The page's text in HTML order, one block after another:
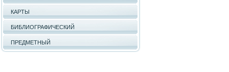
КАРТЫ
БИБЛИОГРАФИЧЕСКИЙ
ПРЕДМЕТНЫЙ